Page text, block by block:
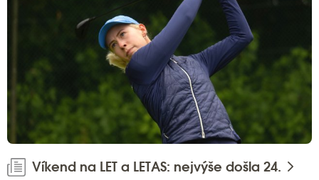
Víkend na LET a LETAS: nejvýše došla 24.